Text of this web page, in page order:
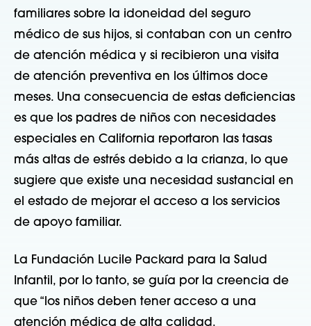
familiares sobre la idoneidad del seguro
médico de sus hijos, si contaban con un centro
de atención médica y si recibieron una visita
de atención preventiva en los últimos doce
meses. Una consecuencia de estas deficiencias
es que los padres de niños con necesidades
especiales en California reportaron las tasas
más altas de estrés debido a la crianza, lo que
sugiere que existe una necesidad sustancial en
el estado de mejorar el acceso a los servicios
de apoyo familiar.
La Fundación Lucile Packard para la Salud
Infantil, por lo tanto, se guía por la creencia de
que “los niños deben tener acceso a una
atención médica de alta calidad,